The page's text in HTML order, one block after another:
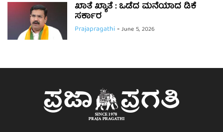
ಖಾತೆ ಖ್ಯಾತೆ : ಒಡೆದ ಮನೆಯಾದ ಡಿಕೆ
ಸರ್ಕಾರ
Prajapragathi-June 5, 2026